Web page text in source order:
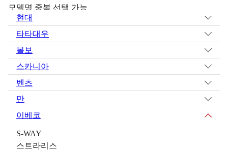
모델명 중복 선택 가능
현대
타타대우
볼보
스카니아
벤츠
만
이베코
S-WAY
스트라리스